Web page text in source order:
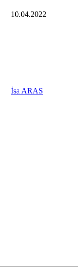
10.04.2022
İsa ARAS